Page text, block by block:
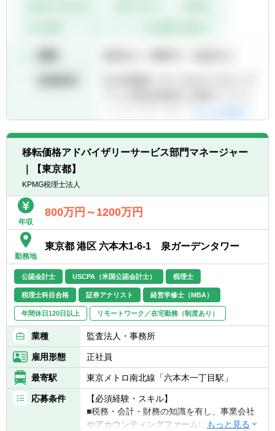
移転価格アドバイザリーサービス部門マネージャー
｜【東京都】
KPMG税理士法人
年収
800万円～1200万円
勤務地
東京都 港区 六本木1-6-1 泉ガーデンタワー
公認会計士 USCPA（米国公認会計士） 税理士
税理士科目合格 証券アナリスト 経営学修士（MBA）
年間休日120日以上 リモートワーク／在宅勤務（制度あり）
業種 監査法人・事務所
雇用形態 正社員
最寄駅 東京メトロ南北線「六本木一丁目駅」
応募条件
【必須経験・スキル】
■税務・会計・財務の知識を有し、事業会社
やアカウンティングファームにおける実務経